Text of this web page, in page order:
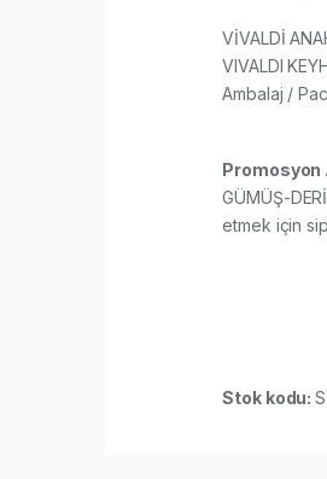
VİVALDİ
VIVALDI
Ambalaj /
Promosyon
GÜMÜŞ-
etmek için
Stok kodu: